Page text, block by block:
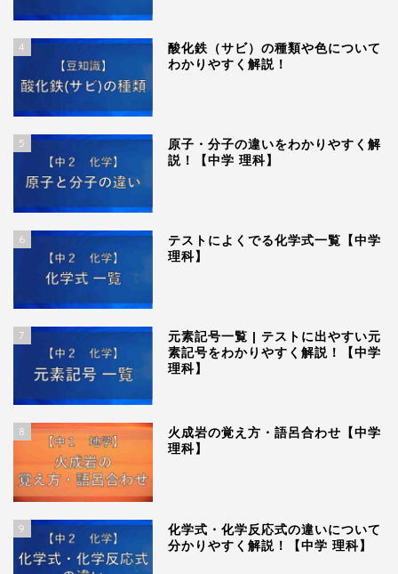
4
酸化鉄（サビ）の種類や色について
わかりやすく解説！
5
原子・分子の違いをわかりやすく解
説！【中学 理科】
6
テストによくでる化学式一覧【中学
理科】
7
元素記号一覧 | テストに出やすい元
素記号をわかりやすく解説！【中学
理科】
8
火成岩の覚え方・語呂合わせ【中学
理科】
9
化学式・化学反応式の違いについて
分かりやすく解説！【中学 理科】